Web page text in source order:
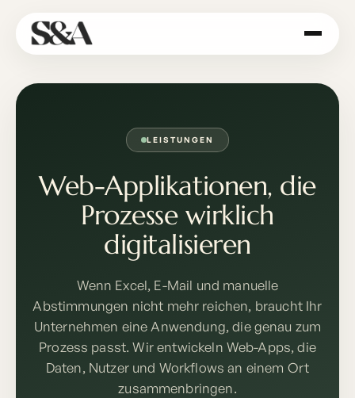
LEISTUNGEN
Web-Applikationen, die
Prozesse wirklich
digitalisieren
Wenn Excel, E-Mail und manuelle
Abstimmungen nicht mehr reichen, braucht Ihr
Unternehmen eine Anwendung, die genau zum
Prozess passt. Wir entwickeln Web-Apps, die
Daten, Nutzer und Workflows an einem Ort
zusammenbringen.